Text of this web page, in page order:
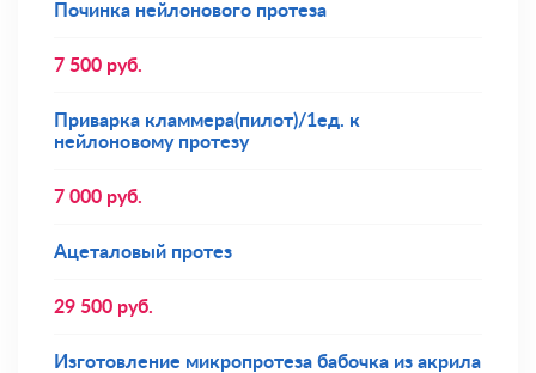
Починка нейлонового протеза
7 500 руб.
Приварка кламмера(пилот)/1ед. к
нейлоновому протезу
7 000 руб.
Ацеталовый протез
29 500 руб.
Изготовление микропротеза бабочка из акрила